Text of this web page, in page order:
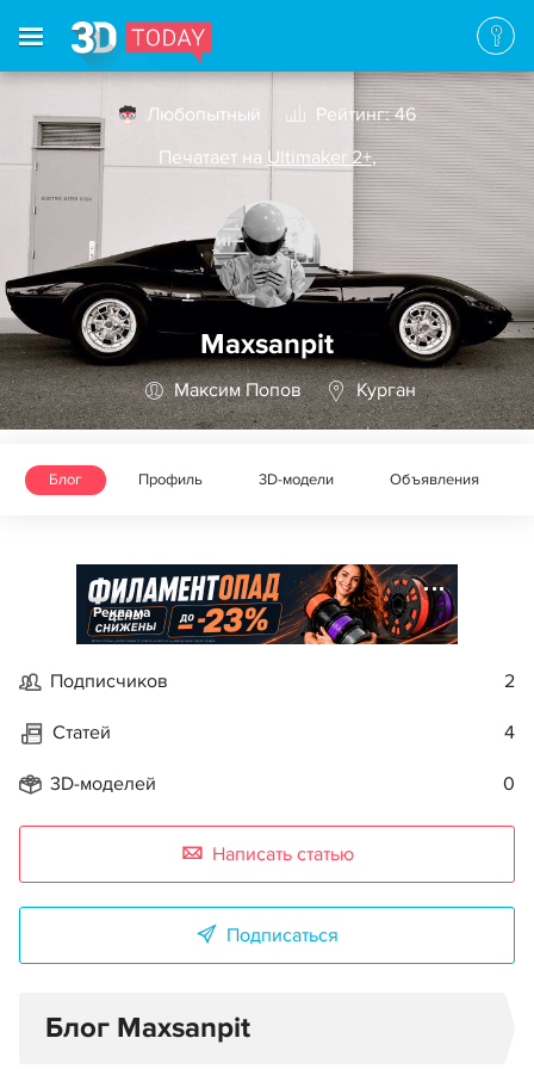
Любопытный
Рейтинг: 46
Печатает на Ultimaker 2+,
Maxsanpit
Максим Попов Курган
Блог Профиль 3D-модели Объявления
Реклама
Подписчиков 2
Статей 4
3D-моделей 0
Написать статью
Подписаться
Блог Maxsanpit